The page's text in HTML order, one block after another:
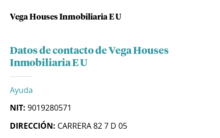
Vega Houses Inmobiliaria E U
Datos de contacto de Vega Houses
Inmobiliaria E U
Ayuda
NIT: 9019280571
DIRECCIÓN: CARRERA 82 7 D 05